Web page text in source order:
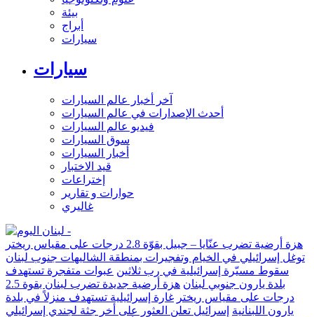
بيئة
أبراج
سيارات
سيارات
آخر أخبار عالم السيارات
أحدث الإصدارات في عالم السيارات
فيديو عالم السيارات
سوق السيارات
أخبار السيارات
قيد الاختبار
إختراعات
حوارات و تقارير
غاليري
هزة أرضية تضرب عنّايا – جبيل بقوّة 2.8 درجات على مقياس ريختر
توغل إسرائيلي في الخيام وتفجيرات بمنطقة الشاليهات جنوب لبنان
سقوط مسيّرة إسرائيلية في رب ثلاثين عبوات متفجرة تستهدف
بلدة يارون جنوبي لبنان
هزة أرضية جديدة تضرب لبنان بقوة 2.5
درجات على مقياس ريختر غارة إسرائيلية تستهدف منزلاً في بلدة
يارون اللبنانية إسرائيل تعلن العثور على أخر جثة لجندي إسرائيلي